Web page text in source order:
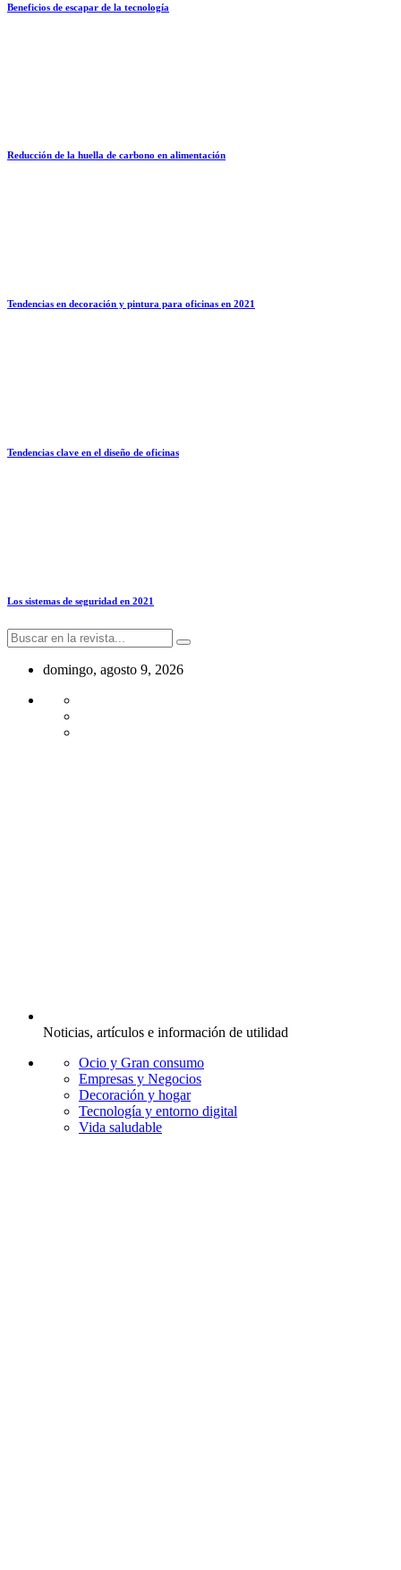
Beneficios de escapar de la tecnología
Reducción de la huella de carbono en alimentación
Tendencias en decoración y pintura para oficinas en 2021
Tendencias clave en el diseño de oficinas
Los sistemas de seguridad en 2021
domingo, agosto 9, 2026
Noticias, artículos e información de utilidad
Ocio y Gran consumo
Empresas y Negocios
Decoración y hogar
Tecnología y entorno digital
Vida saludable